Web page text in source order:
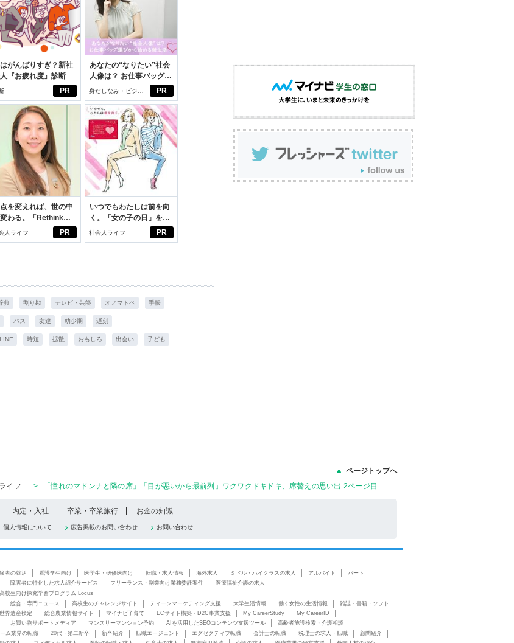
PR
がんばりすぎ？新社
『お疲れ度』診断
PR
あなたの“なりたい”社会
人像は？ お仕事バッグ選
びから始める新生活
身だしなみ・ビジネ
スアイテム
PR
を変えれば、世の中
わる。「Rethink
」がつたえた
人ライフ PR
いつでもわたしは前を向
く。「女の子の日」を前
向きに♪社会人エリ・大
社会人ライフ
典 割り勘 テレビ・芸能 オノマトペ 手帳
バス 友達 幼少期 遅刻
LINE 時短 拡散 おもしろ 出会い 子ども
ページトップへ
イフ > 「憧れのマドンナと隣の席」「目が悪いから最前列」ワクワクドキドキ、席替えの思い出 2ページ目
内定・入社 卒業・卒業旅行 お金の知識
個人情報について 広告掲載のお問い合わせ お問い合わせ
者の就活 看護学生向け 医学生・研修医向け 転職・求人情報 海外求人 ミドル・ハイクラスの求人 アルバイト
パート
障害者に特化した求人紹介サービス フリーランス・副業向け業務委託案件
医療福祉介護の求人
高校生向け探究学習プログラム Locus
総合・専門ニュース 高校生のチャレンジサイト ティーンマーケティング支援 大学生活情報 働く女性の生活情報
雑誌・書籍・ソフト
世界遺産検定 総合農業情報サイト マイナビ子育て ECサイト構築・D2C事業支援 My CareerStudy
My CareerID
お買い物サポートメディア マンスリーマンション予約 AIを活用したSEOコンテンツ支援ツール
高齢者施設検索・介護相談
ム業界の転職 20代・第二新卒 新卒紹介 転職エージェント エグゼクティブ転職 会計士の転職 税理士の求人・転職
顧問紹介